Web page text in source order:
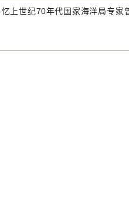
上世纪70年代国家海洋局专家